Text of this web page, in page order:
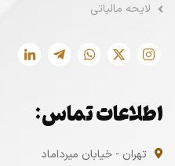
لایحه مالیاتی
اطلاعات تماس:
تهران - خیابان میرداماد